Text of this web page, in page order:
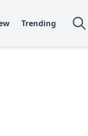
Trending